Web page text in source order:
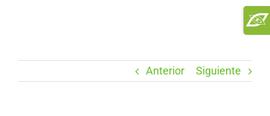
Anterior Siguiente
Area